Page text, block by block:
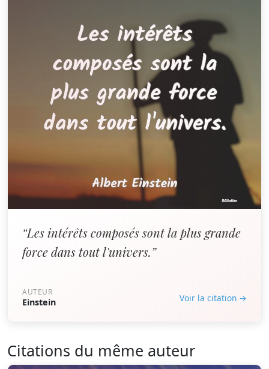
“Les intérêts composés sont la plus grande
force dans tout l'univers.”
AUTEUR
Einstein Voir la citation →
Citations du même auteur